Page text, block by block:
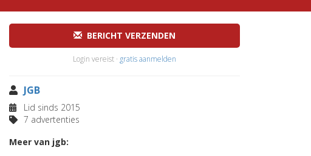
BERICHT VERZENDEN
Login vereist · gratis aanmelden
JGB
Lid sinds 2015
7 advertenties
Meer van jgb: